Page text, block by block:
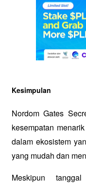
Kesimpulan
Nordom Gates
kesempatan
dalam ekosistem
yang mudah dan
Meskipun